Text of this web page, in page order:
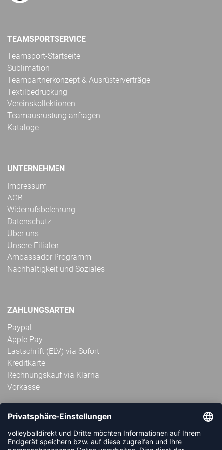
TEAMSPORTSERVICE
Teamsport-Startseite
Sublimation
Teampartnerkonzept & Ausrüsterverträge
Textilbedruckung
Vereinskollektionen
Teamausrüstung anfragen
Kataloge
UNTERNEHMEN
Impressum
AGB
Widerrufsbelehrung
Datenschutz
Über uns
Unsere Filialen
Ambassador Programm
Nachhaltigkeit und Soziales
ZAHLUNGSARTEN
Paypal
Apple Pay
Lastschrift (ELV) via Sofort
Kreditkarte
Rechnungskauf via Klarna
Vorkasse
ABONNIERE JETZT DEN KOSTENLOSEN
VOLLEYBALLDIREKT-NEWSLETTER UND VERPASSE KEINE
NEUIGKEIT ODER AKTION MEHR.